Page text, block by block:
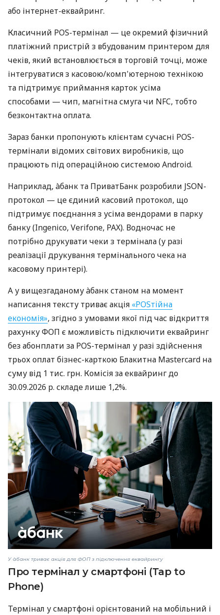
або інтернет-еквайринг.
Класичний POS-термінал — це окремий фізичний
платіжний пристрій з вбудованим принтером для
чеків, який встановлюється в торговій точці, може
інтегруватися з касовою/комп'ютерною технікою
та підтримує приймання карток усіма
способами — чип, магнітна смуга чи NFC, тобто
безконтактна оплата.
Зараз банки пропонують клієнтам сучасні POS-
термінали відомих світових виробників, що
працюють під операційною системою Android.
Наприклад, àбанк та ПриватБанк розробили JSON-
протокол — це єдиний касовий протокол, що
підтримує поєднання з усіма вендорами в парку
банку (Ingenico, Verifone, PAX). Водночас не
потрібно друкувати чеки з термінала (у разі
реалізації друкування термінального чека на
касовому принтері).
А у вищезгаданому àбанк станом на момент
написання тексту триває акція «POSтійна
економія», згідно з умовами якої під час відкриття
рахунку ФОП є можливість підключити еквайринг
без абонплати за POS-термінал у разі здійснення
трьох оплат бізнес-карткою Блакитна Mastercard на
суму від 1 тис. грн. Комісія за еквайринг до
30.09.2026 р. складе лише 1,2%.
У àбанк триває акція для ФОП з підключення еквайрингу
Про термінал у смартфоні (Tap to
Phone)
Термінал у смартфоні орієнтований на мобільний і